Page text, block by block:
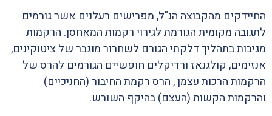
החיידקים מהקבוצה הנ"ל, מפרישים רעלנים אשר גורמים
לתגובה מקומית הגורמת לגירוי רקמות המאחסן. הרקמות
מגיבות בתהליך דלקתי הגורם לשחרור מוגבר של ציטוקינים,
אנזימים, קולגנאז ורדיקלים חופשיים הגורמים להרס של
הרקמות הרכות עצמן , הרס רקמת החיבור (החניכיים)
והרקמות הקשות (העצם) בהיקף השורש.